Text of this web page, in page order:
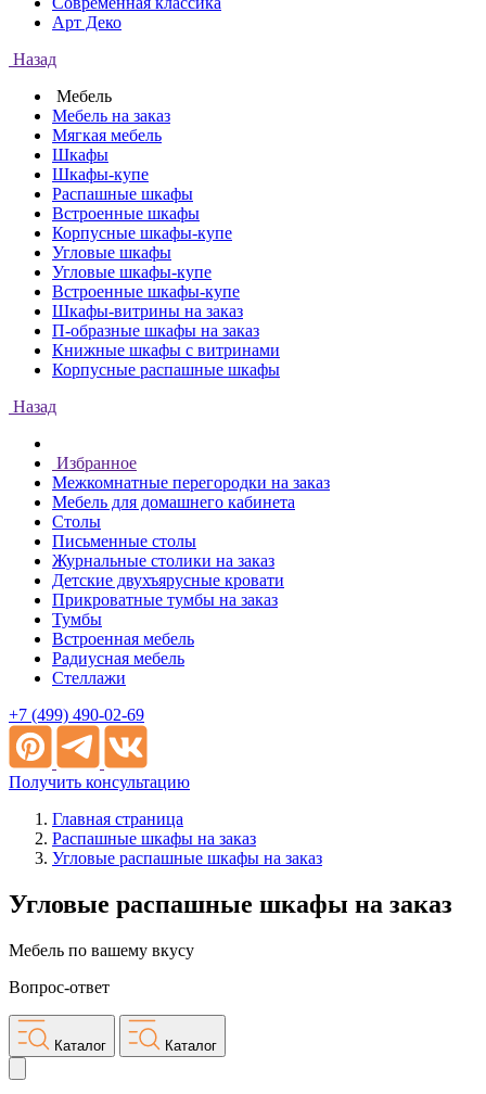
Арт Деко
Назад
Мебель
Мебель на заказ
Мягкая мебель
Шкафы
Шкафы-купе
Распашные шкафы
Встроенные шкафы
Корпусные шкафы-купе
Угловые шкафы
Угловые шкафы-купе
Встроенные шкафы-купе
Шкафы-витрины на заказ
П-образные шкафы на заказ
Книжные шкафы с витринами
Корпусные распашные шкафы
Назад
Избранное
Межкомнатные перегородки на заказ
Мебель для домашнего кабинета
Столы
Письменные столы
Журнальные столики на заказ
Детские двухъярусные кровати
Прикроватные тумбы на заказ
Тумбы
Встроенная мебель
Радиусная мебель
Стеллажи
+7 (499) 490-02-69
Получить консультацию
Главная страница
Распашные шкафы на заказ
Угловые распашные шкафы на заказ
Угловые распашные шкафы на заказ
Мебель по вашему вкусу
Вопрос-ответ
Каталог Каталог